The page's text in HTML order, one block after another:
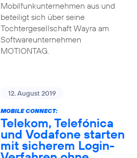
Mobilfunkunternehmen aus und
beteiligt sich über seine
Tochtergesellschaft Wayra am
Softwareunternehmen
MOTIONTAG.
12. August 2019
MOBILE CONNECT:
Telekom, Telefónica
und Vodafone starten
mit sicherem Login-